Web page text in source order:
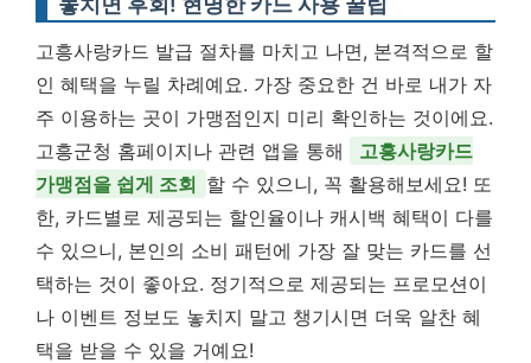
고흥사랑카드 발급 절차를 마치고 나면, 본격적으로 할
인 혜택을 누릴 차례예요. 가장 중요한 건 바로 내가 자
주 이용하는 곳이 가맹점인지 미리 확인하는 것이에요.
고흥군청 홈페이지나 관련 앱을 통해
고흥사랑카드
가맹점을 쉽게 조회 할 수 있으니, 꼭 활용해보세요! 또
한, 카드별로 제공되는 할인율이나 캐시백 혜택이 다를
수 있으니, 본인의 소비 패턴에 가장 잘 맞는 카드를 선
택하는 것이 좋아요. 정기적으로 제공되는 프로모션이
나 이벤트 정보도 놓치지 말고 챙기시면 더욱 알찬 혜
택을 받을 수 있을 거예요!